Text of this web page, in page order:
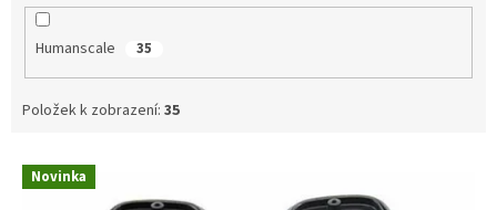
Humanscale 35
Položek k zobrazení: 35
V Novinka